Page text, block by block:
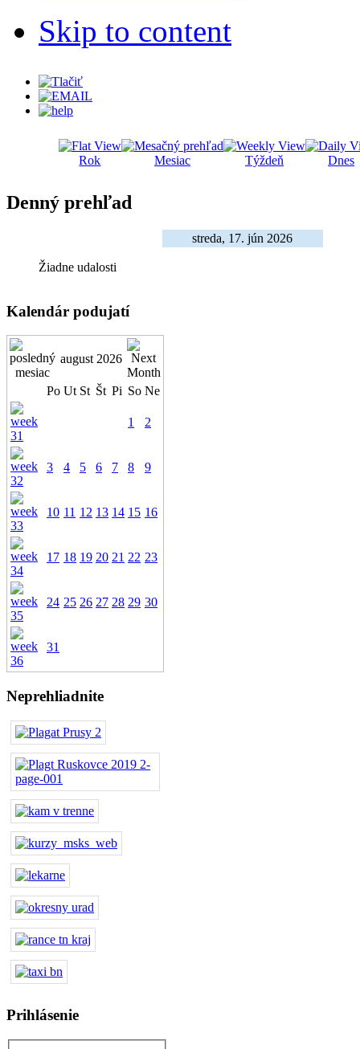
Skip to content
Rok Mesiac Týždeň Dnes
Denný prehľad
streda, 17. jún 2026
Žiadne udalosti
Kalendár podujatí
august 2026
Po Ut St Št Pi So Ne
1 2
3 4 5 6 7 8 9
10 11 12 13 14 15 16
17 18 19 20 21 22 23
24 25 26 27 28 29 30
31
Neprehliadnite
Prihlásenie